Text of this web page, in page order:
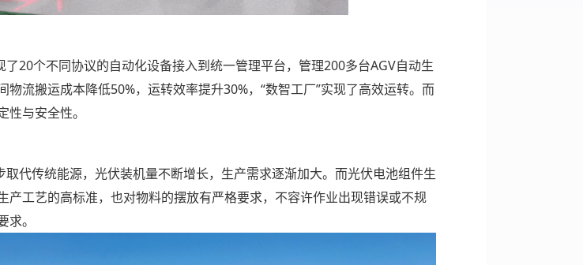
20个不同协议的自动化设备接入到统一管理平台，管理200多台AGV自动生
流搬运成本降低50%，运转效率提升30%，“数智工厂”实现了高效运转。而
与安全性。
代传统能源，光伏装机量不断增长，生产需求逐渐加大。而光伏电池组件生
工艺的高标准，也对物料的摆放有严格要求，不容许作业出现错误或不规
。